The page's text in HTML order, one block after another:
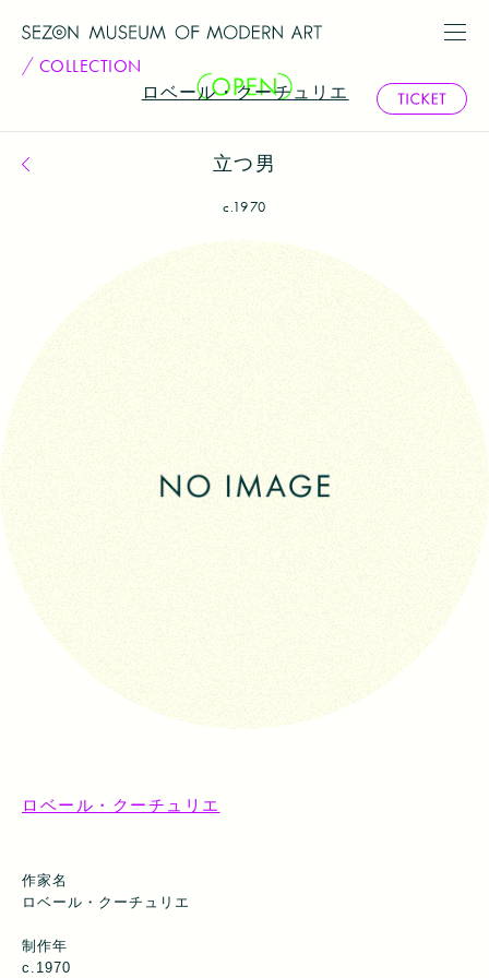
COLLECTION
ロベール・クーチュリエ
コレクション一覧へ戻る立つ男
c.1970
ロベール・クーチュリエ
作家名
ロベール・クーチュリエ
制作年
c.1970